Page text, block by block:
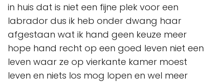
in huis dat is niet een fijne plek voor een
labrador dus ik heb onder dwang haar
afgestaan wat ik hand geen keuze meer
hope hand recht op een goed leven niet een
leven waar ze op vierkante kamer moest
leven en niets los mog lopen en wel meer